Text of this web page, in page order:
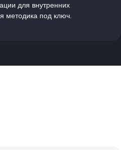
для внутренних
методика под ключ.